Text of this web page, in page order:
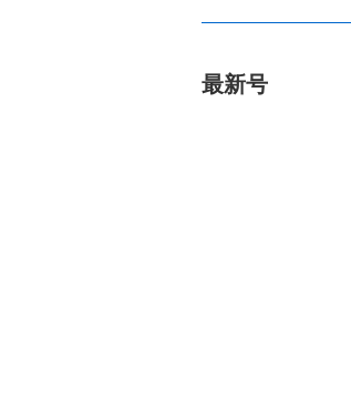
最新号